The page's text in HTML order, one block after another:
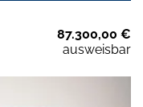
87.300,00 €
ausweisbar